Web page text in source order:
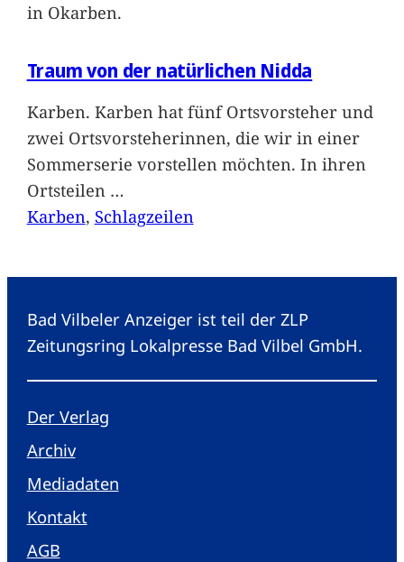
in Okarben.
Traum von der natürlichen Nidda
Karben. Karben hat fünf Ortsvorsteher und
zwei Ortsvorsteherinnen, die wir in einer
Sommerserie vorstellen möchten. In ihren
Ortsteilen …
Karben, Schlagzeilen
Bad Vilbeler Anzeiger ist teil der ZLP
Zeitungsring Lokalpresse Bad Vilbel GmbH.
Der Verlag
Archiv
Mediadaten
Kontakt
AGB